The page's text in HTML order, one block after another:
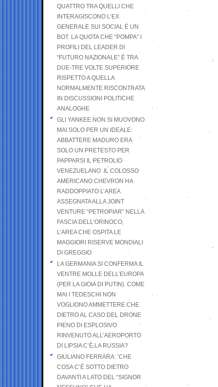
QUATTRO TRA QUELLI CHE
INTERAGISCONO L’EX
GENERALE SUI SOCIAL È UN
BOT. LA QUOTA CHE “POMPA” I
PROFILI DEL LEADER DI
“FUTURO NAZIONALE” È TRA
DUE-TRE VOLTE SUPERIORE
RISPETTO A QUELLA
NORMALMENTE RISCONTRATA
IN DISCUSSIONI POLITICHE
ANALOGHE
GLI YANKEE NON SI MUOVONO
MAI SOLO PER UN IDEALE:
ABBATTERE MADURO ERA
SOLO UN PRETESTO PER
PAPPARSI IL PETROLIO
VENEZUELANO .IL COLOSSO
AMERICANO CHEVRON HA
RADDOPPIATO L’AREA
ASSEGNATA ALLA JOINT
VENTURE “PETROPIAR” NELLA
FASCIA DELL’ORINOCO,
L’AREA CHE OSPITA LE
MAGGIORI RISERVE MONDIALI
DI GREGGIO
LA GERMANIA SI CONFERMA IL
VENTRE MOLLE DELL’EUROPA
(PER LA GIOIA DI PUTIN). COME
MAI I TEDESCHI NON
VOGLIONO AMMETTERE CHE
DIETRO AL CASO DEL DRONE
PIENO DI ESPLOSIVO
RINVENUTO ALL’AEROPORTO
DI LIPSIA C’È LA RUSSIA?
GIULIANO FERRARA: ’CHE
COSA C’È SOTTO DIETRO
DAVANTI A LATO DEL “SIGNOR